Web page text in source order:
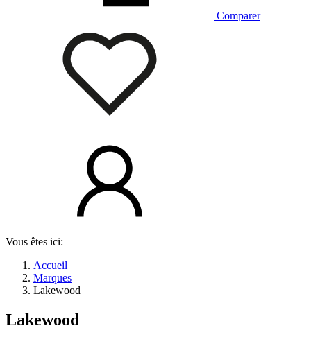
Comparer
Vous êtes ici:
Accueil
Marques
Lakewood
Lakewood